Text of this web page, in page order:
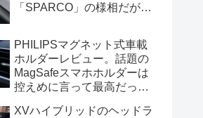
「SPARCO」の様相だが、
PHILIPSマグネット式車載
ホルダーレビュー。話題の
MagSafeスマホホルダーは
控えめに言って最高だっ
XVハイブリッドのヘッドラ